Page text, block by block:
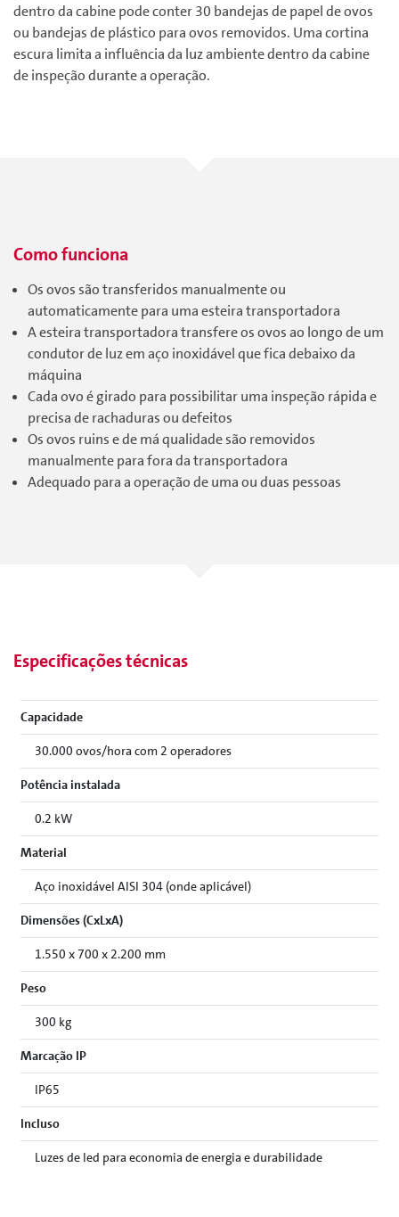
dentro da cabine pode conter 30 bandejas de papel de ovos
ou bandejas de plástico para ovos removidos. Uma cortina
escura limita a influência da luz ambiente dentro da cabine
de inspeção durante a operação.
Como funciona
Os ovos são transferidos manualmente ou
automaticamente para uma esteira transportadora
A esteira transportadora transfere os ovos ao longo de um
condutor de luz em aço inoxidável que fica debaixo da
máquina
Cada ovo é girado para possibilitar uma inspeção rápida e
precisa de rachaduras ou defeitos
Os ovos ruins e de má qualidade são removidos
manualmente para fora da transportadora
Adequado para a operação de uma ou duas pessoas
Especificações técnicas
Capacidade
30.000 ovos/hora com 2 operadores
Potência instalada
0.2 kW
Material
Aço inoxidável AISI 304 (onde aplicável)
Dimensões (CxLxA)
1.550 x 700 x 2.200 mm
Peso
300 kg
Marcação IP
IP65
Incluso
Luzes de led para economia de energia e durabilidade